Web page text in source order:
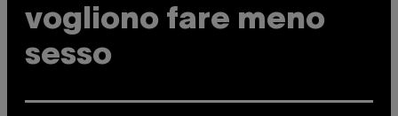
vogliono fare meno
sesso